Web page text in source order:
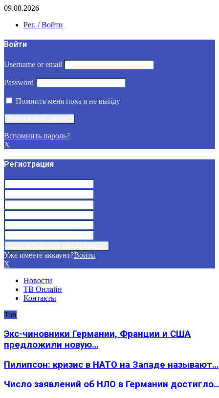
09.08.2026
Рег. / Войти
Войти
Username or email
Password
Помнить меня пока я не выйду
Вспомнить пароль?
X
Регистрация
Уже имеете аккаунт?Войти
X
Новости
ТВ Онлайн
Контакты
Топ
Экс-чиновники Германии, Франции и США
предложили новую…
Пилипсон: кризис в НАТО на Западе называют…
Число заявлений об НЛО в Германии